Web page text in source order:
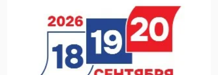
В Нижнем Новгороде подвели итоги отбора на фестиваль
«Музыка балконов»